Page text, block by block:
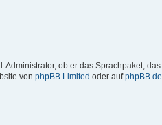
ob er das Sprachpaket, das
von phpBB Limited oder aufphpBB.de